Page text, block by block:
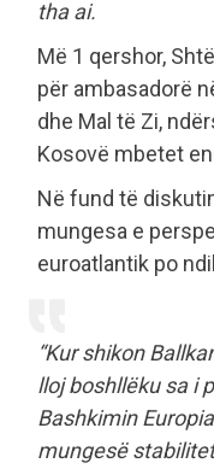
tha ai.
Më 1 qershor,
për ambasadorë
dhe Mal të Zi,
Kosovë mbetet
Në fund të
mungesa e
euroatlantik po
“Kur shikon
lloj boshllëku sa i
Bashkimin
mungesë